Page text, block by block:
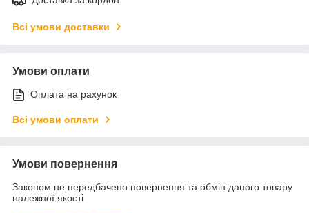
Всі умови доставки
Умови оплати
Оплата на рахунок
Всі умови оплати
Умови повернення
Законом не передбачено повернення та обмін даного товару
належної якості